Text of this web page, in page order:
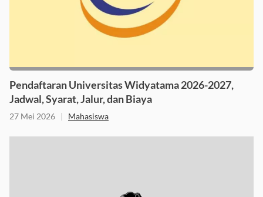
Pendaftaran Universitas Widyatama 2026-2027,
Jadwal, Syarat, Jalur, dan Biaya
27 Mei 2026 | Mahasiswa